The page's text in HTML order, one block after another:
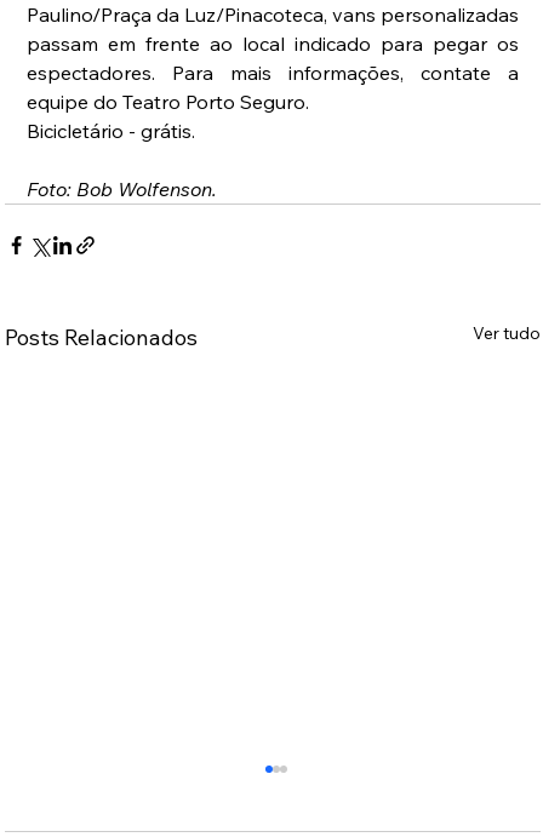
Paulino/Praça da Luz/Pinacoteca, vans personalizadas
passam em frente ao local indicado para pegar os
espectadores. Para mais informações, contate a
equipe do Teatro Porto Seguro.
Bicicletário - grátis.
Foto: Bob Wolfenson.
Posts Relacionados Ver tudo